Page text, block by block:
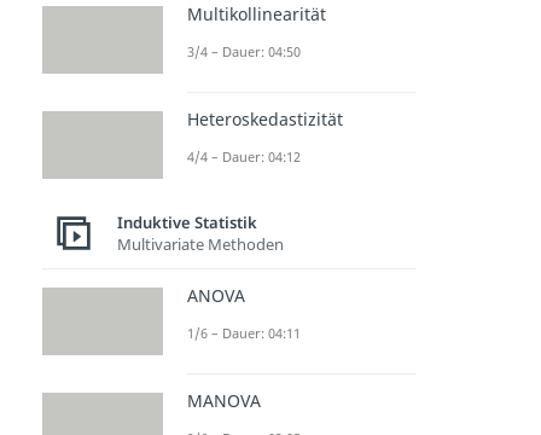
Multikollinearität
3/4 – Dauer: 04:50
Heteroskedastizität
4/4 – Dauer: 04:12
Induktive Statistik
Multivariate Methoden
ANOVA
1/6 – Dauer: 04:11
MANOVA